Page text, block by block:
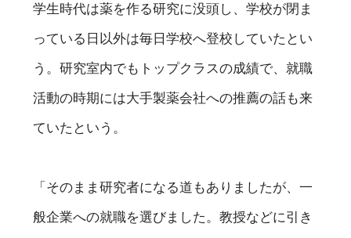
学生時代は薬を作る研究に没頭し、学校が閉ま
っている日以外は毎日学校へ登校していたとい
う。研究室内でもトップクラスの成績で、就職
活動の時期には大手製薬会社への推薦の話も来
ていたという。
「そのまま研究者になる道もありましたが、一
般企業への就職を選びました。教授などに引き